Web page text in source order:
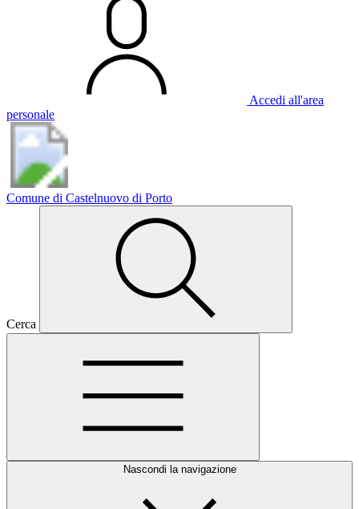
Accedi all'area
personale
Comune di Castelnuovo di Porto
Cerca
Nascondi la navigazione